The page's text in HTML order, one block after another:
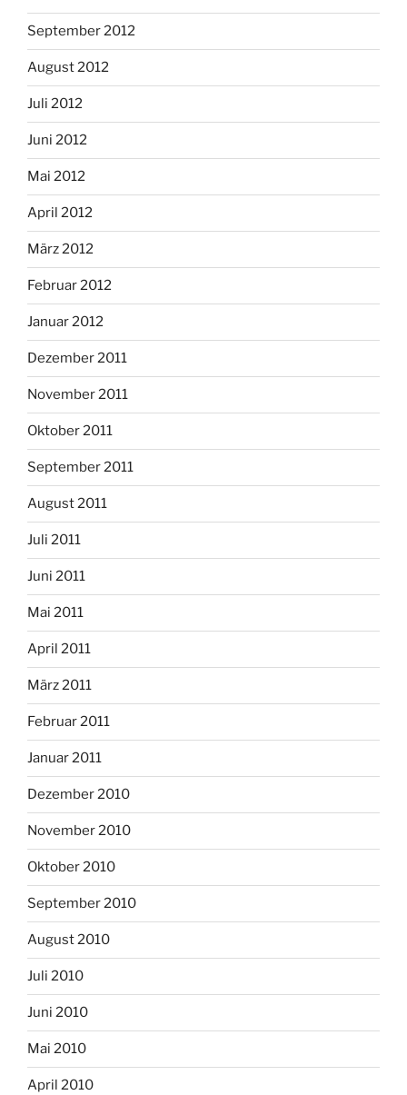
September 2012
August 2012
Juli 2012
Juni 2012
Mai 2012
April 2012
März 2012
Februar 2012
Januar 2012
Dezember 2011
November 2011
Oktober 2011
September 2011
August 2011
Juli 2011
Juni 2011
Mai 2011
April 2011
März 2011
Februar 2011
Januar 2011
Dezember 2010
November 2010
Oktober 2010
September 2010
August 2010
Juli 2010
Juni 2010
Mai 2010
April 2010